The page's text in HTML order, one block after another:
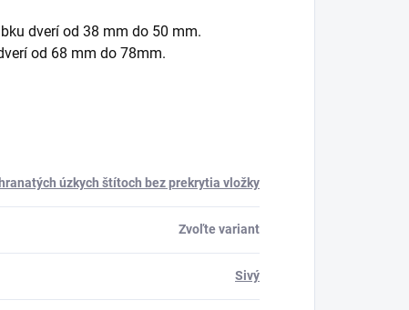
dverí od 38 mm do 50 mm.
od 68 mm do 78mm.
úzkych štítoch bez prekrytia vložky
Zvoľte variant
Sivý